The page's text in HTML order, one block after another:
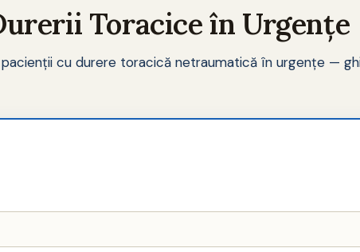
Toracice în Urgențe
cu durere toracică netraumatică în urgențe —